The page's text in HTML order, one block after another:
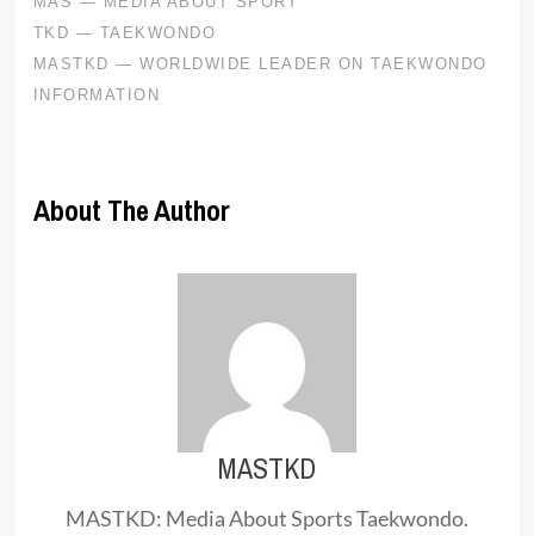
About The Author
MASTKD
MASTKD: Media About Sports Taekwondo.